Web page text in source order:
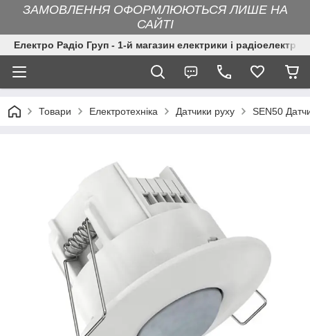
ЗАМОВЛЕННЯ ОФОРМЛЮЮТЬСЯ ЛИШЕ НА
САЙТІ
Електро Радіо Груп - 1-й магазин електрики і
Товари Електротехніка Датчики руху SEN50